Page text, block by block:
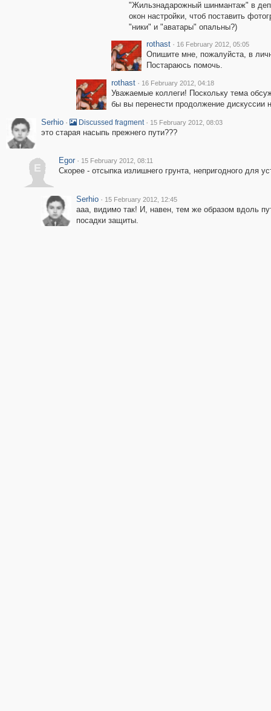
"Жильзнадарожный шинмантаж" в
окон настройки, чтоб поставить
"ники" и "аватары" опальны?)
rothast · 16 February 2012, 05:05
Опишите мне, пожалуйста, в
Постараюсь помочь.
rothast · 16 February 2012, 04:18
Уважаемые коллеги! Поскольку тема
бы вы перенести продолжение
Serhio · Discussed fragment · 15 February 2012, 08:03
это старая насыпь прежнего пути???
E
Egor · 15 February 2012, 08:11
Скорее - отсыпка излишнего грунта, непригодного для
Serhio · 15 February 2012, 12:45
ааа, видимо так! И, навен, тем же образом вдоль
посадки защиты.